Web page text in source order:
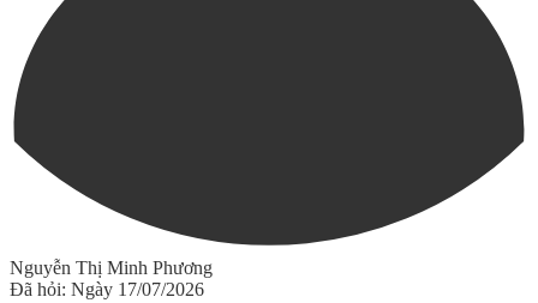
Nguyễn Thị Minh Phương
Đã hỏi: Ngày 17/07/2026